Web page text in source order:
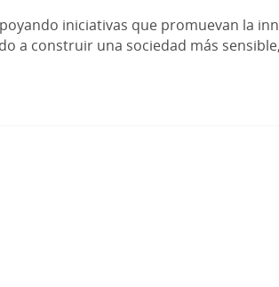
iniciativas que promuevan la
a construir una sociedad más